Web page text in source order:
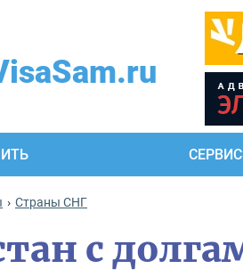
Cтраны СНГ
с